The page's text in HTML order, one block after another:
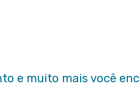
e muito mais você